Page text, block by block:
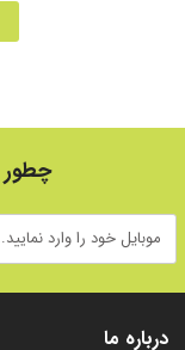
درباره ما
چطور